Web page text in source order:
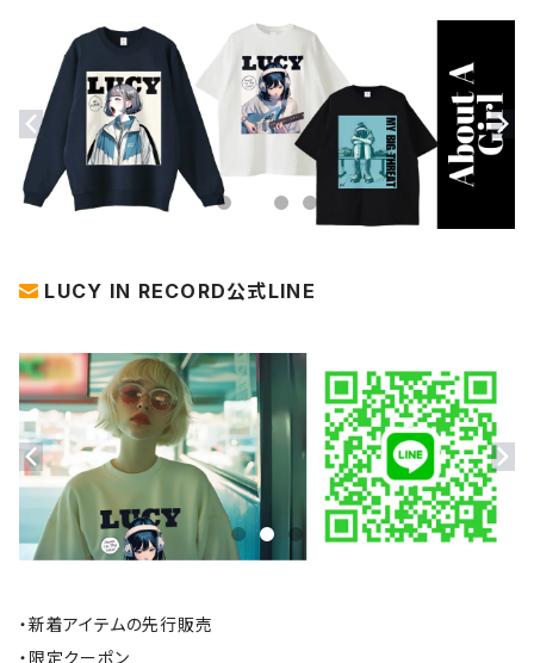
LUCY IN RECORD公式LINE
・新着アイテムの先行販売
・限定クーポン